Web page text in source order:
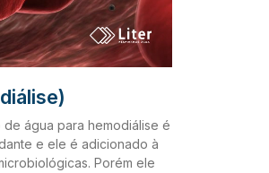
água para hemodiálise é
e ele é adicionado à
Porém ele